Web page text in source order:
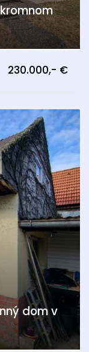
230.000,- €
dom v